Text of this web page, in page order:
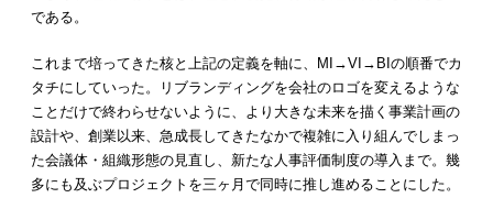
である。
これまで培ってきた核と上記の定義を軸に、MI→VI→BIの順番でカ
タチにしていった。リブランディングを会社のロゴを変えるような
ことだけで終わらせないように、より大きな未来を描く事業計画の
設計や、創業以来、急成長してきたなかで複雑に入り組んでしまっ
た会議体・組織形態の見直し、新たな人事評価制度の導入まで。幾
多にも及ぶプロジェクトを三ヶ月で同時に推し進めることにした。